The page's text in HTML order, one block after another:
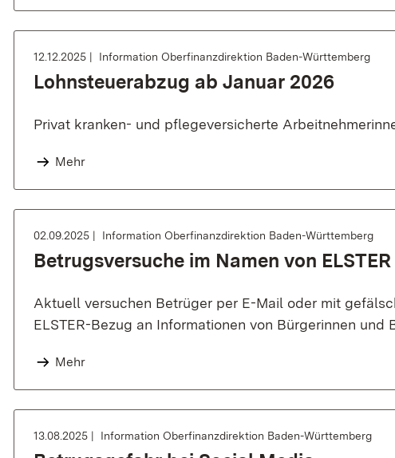
12.12.2025 Information Oberfinanzdirektion Baden-Württemberg
Lohnsteuerabzug ab Januar 2026
Privat kranken- und pflegeversicherte
Mehr
02.09.2025 Information Oberfinanzdirektion Baden-Württemberg
Betrugsversuche im Namen von ELSTER
Aktuell versuchen Betrüger per E-Mail oder mit
ELSTER-Bezug an Informationen von Bürgerinnen und
Mehr
13.08.2025 Information Oberfinanzdirektion Baden-Württemberg